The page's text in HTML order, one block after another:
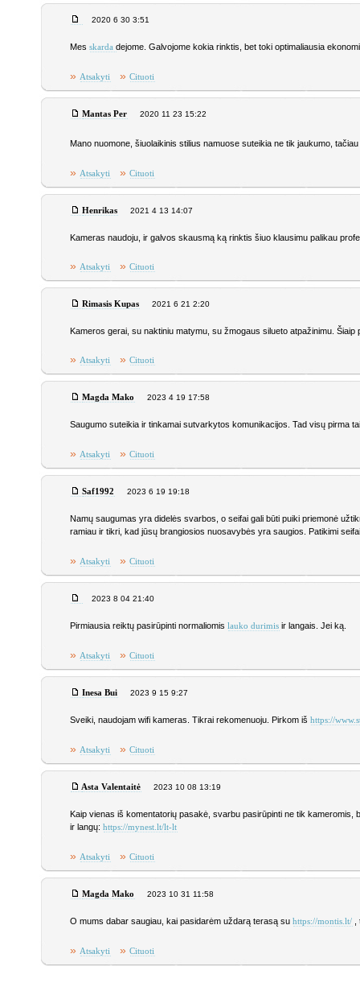
2020 6 30 3:51
Messkardadejome. Galvojome kokia rinktis, bet toki optimaliausia
» Atsakyti » Cituoti
Mantas Per 2020 11 23 15:22
Mano nuomone, šiuolaikinis stilius namuose suteikia ne tik jaukumo,
» Atsakyti » Cituoti
Henrikas 2021 4 13 14:07
Kameras naudoju, ir galvos skausmą ką rinktis šiuo klausimu palikau
» Atsakyti » Cituoti
Rimasis Kupas 2021 6 21 2:20
Kameros gerai, su naktiniu matymu, su žmogaus silueto atpažinimu.
» Atsakyti » Cituoti
Magda Mako 2023 4 19 17:58
Saugumo suteikia ir tinkamai sutvarkytos komunikacijos. Tad visų pirma
» Atsakyti » Cituoti
Saf1992 2023 6 19 19:18
Namų saugumas yra didelės svarbos, o seifai gali būti puiki priemonė
ramiau ir tikri, kad jūsų brangiosios nuosavybės yra saugios. Patikimi
» Atsakyti » Cituoti
2023 8 04 21:40
Pirmiausia reiktų pasirūpinti normaliomislauko durimis ir langais. Jei ką.
» Atsakyti » Cituoti
Inesa Bui 2023 9 15 9:27
Sveiki, naudojam wifi kameras. Tikrai rekomenuoju. Pirkom išhttps://
» Atsakyti » Cituoti
Asta Valentaitė 2023 10 08 13:19
Kaip vienas iš komentatorių pasakė, svarbu pasirūpinti ne tik
ir langų:https://mynest.lt/lt-lt
» Atsakyti » Cituoti
Magda Mako 2023 10 31 11:58
O mums dabar saugiau, kai pasidarėm uždarą terasą suhttps://montis.lt/
» Atsakyti » Cituoti